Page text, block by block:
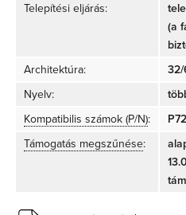
Telepítési eljárás:
(a
Architektúra:
32/
Nyelv:
Kompatibilis számok (P/N):
Támogatás megszűnése: